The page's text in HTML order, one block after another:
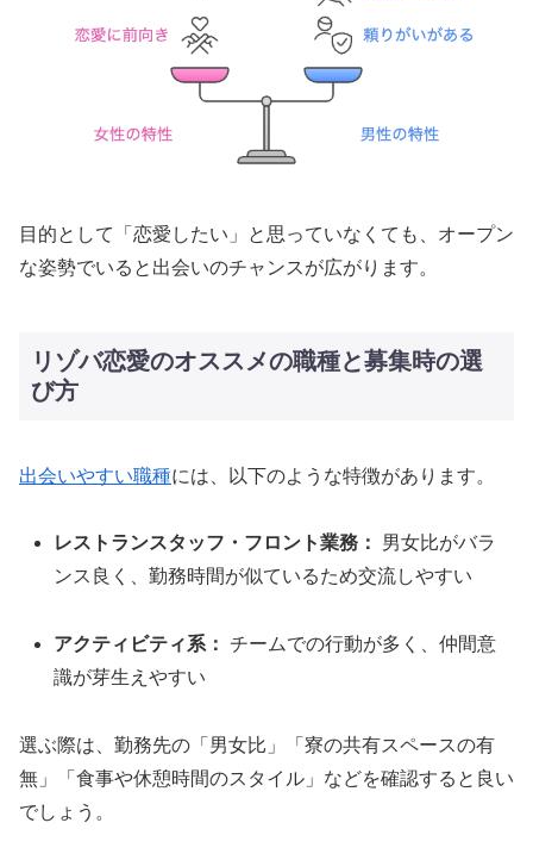
目的として「恋愛したい」と思っていなくても、オープン
な姿勢でいると出会いのチャンスが広がります。
リゾバ恋愛のオススメの職種と募集時の選
び方
出会いやすい職種には、以下のような特徴があります。
レストランスタッフ・フロント業務：
男女比がバラ
ンス良く、勤務時間が似ているため交流しやすい
アクティビティ系： チームでの行動が多く、仲間意
識が芽生えやすい
選ぶ際は、勤務先の「男女比」「寮の共有スペースの有
無」「食事や休憩時間のスタイル」などを確認すると良い
でしょう。